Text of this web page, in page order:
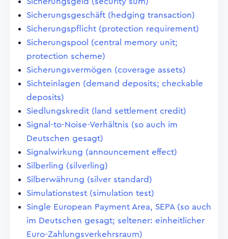
Sicherungsgeschäft (hedging transaction)
Sicherungspflicht (protection requirement)
Sicherungspool (central memory unit;
protection scheme)
Sicherungsvermögen (coverage assets)
Sichteinlagen (demand deposits; checkable
deposits)
Siedlungskredit (land settlement credit)
Signal-to-Noise-Verhältnis (so auch im
Deutschen gesagt)
Signalwirkung (announcement effect)
Silberling (silverling)
Silberwährung (silver standard)
Simulationstest (simulation test)
Single European Payment Area, SEPA (so auch
im Deutschen gesagt; seltener: einheitlicher
Euro-Zahlungsverkehrsraum)